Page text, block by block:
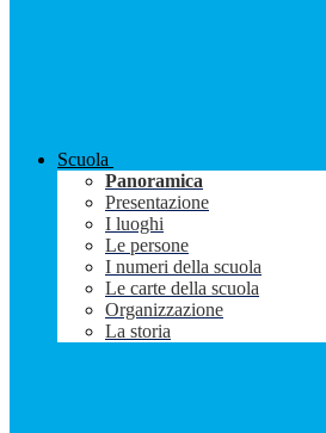
Scuola
Panoramica
Presentazione
I luoghi
Le persone
I numeri della scuola
Le carte della scuola
Organizzazione
La storia